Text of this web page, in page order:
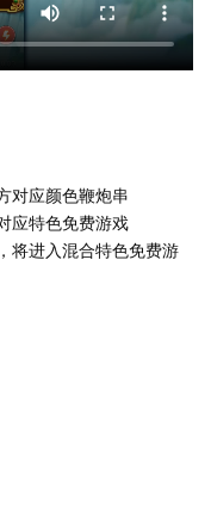
对应颜色鞭炮串
应特色免费游戏
将进入混合特色免费游